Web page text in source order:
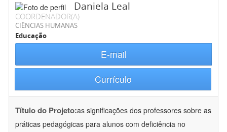
Daniela Leal
COORDENADOR(A)
CIÊNCIAS HUMANAS
Educação
E-mail
Currículo
Título do Projeto:as significações dos professores sobre as
práticas pedagógicas para alunos com deficiência no